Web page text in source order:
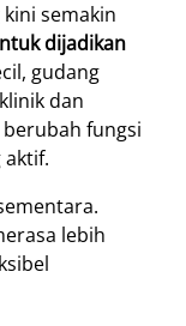
semakin
dijadikan
gudang
dan
fungsi
aktif.
lebih